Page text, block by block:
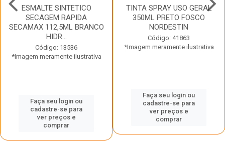
ESMALTE SINTETICO
SECAGEM RAPIDA
SECAMAX 112,5ML BRANCO
HIDR...
Código: 13536
*Imagem meramente ilustrativa
Faça seu login ou
cadastre-se para
ver preços e
comprar
TINTA SPRAY USO GERAL
350ML PRETO FOSCO
NORDESTIN
Código: 41863
*Imagem meramente ilustrativa
Faça seu login ou
cadastre-se para
ver preços e
comprar